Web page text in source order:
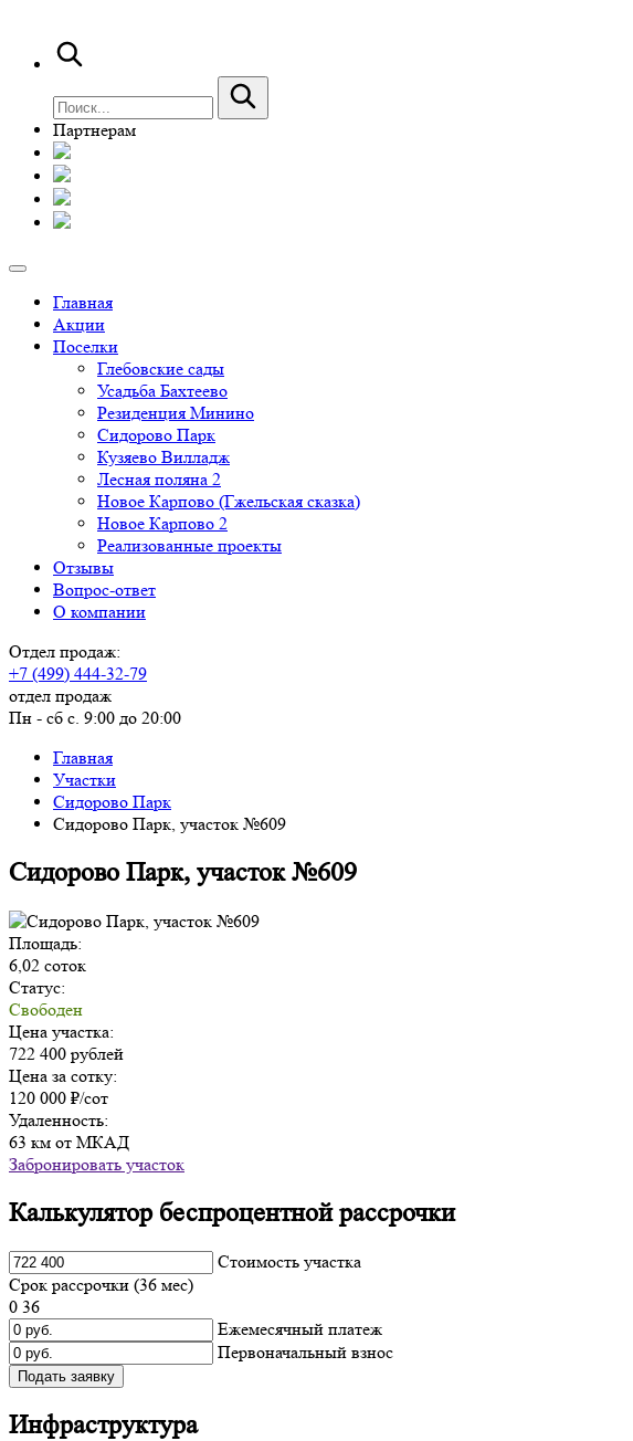
Партнерам
Главная
Акции
Поселки
Глебовские сады
Усадьба Бахтеево
Резиденция Минино
Сидорово Парк
Кузяево Вилладж
Лесная поляна 2
Новое Карпово (Гжельская сказка)
Новое Карпово 2
Реализованные проекты
Отзывы
Вопрос-ответ
О компании
Отдел продаж:
+7 (499) 444-32-79
отдел продаж
Пн - сб с. 9:00 до 20:00
Главная
Участки
Сидорово Парк
Сидорово Парк, участок №609
Сидорово Парк, участок №609
Площадь:
6,02 соток
Статус:
Свободен
Цена участка:
722 400 рублей
Цена за сотку:
120 000 ₽/сот
Удаленность:
63 км от МКАД
Забронировать участок
Калькулятор беспроцентной рассрочки
Cтоимость участка
Срок рассрочки (36 мес)
0 36
Ежемесячный платеж
Первоначальный взнос
Подать заявку
Инфраструктура